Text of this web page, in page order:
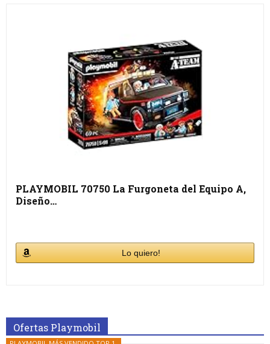
PLAYMOBIL 70750 La Furgoneta del Equipo A,
Diseño…
Lo quiero!
Ofertas Playmobil